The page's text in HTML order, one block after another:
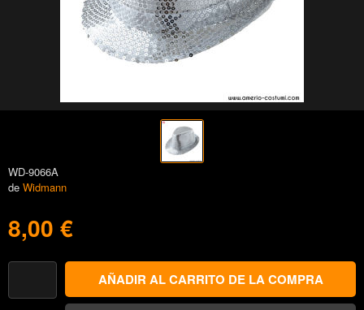
WD-9066A
de Widmann
8,00 €